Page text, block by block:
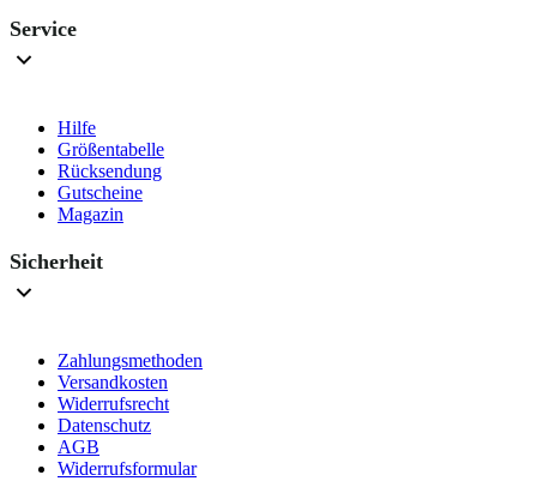
Service
Hilfe
Größentabelle
Rücksendung
Gutscheine
Magazin
Sicherheit
Zahlungsmethoden
Versandkosten
Widerrufsrecht
Datenschutz
AGB
Widerrufsformular